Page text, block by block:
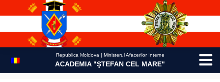
Republica Moldova | Ministerul Afacerilor Interne
ACADEMIA "ŞTEFAN CEL MARE"